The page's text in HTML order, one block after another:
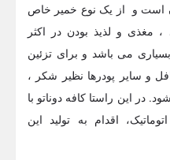
است و از یک نوع خمیر خاص
مغذی و لذیذ بودن در اکثر
می باشد و برای تزئین
و سایر پودرها نظیر شکر ،
در این راستا کافه دوناتو با
اقدام به تولید این